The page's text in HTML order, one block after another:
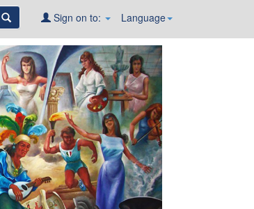
Language
Sign on to: